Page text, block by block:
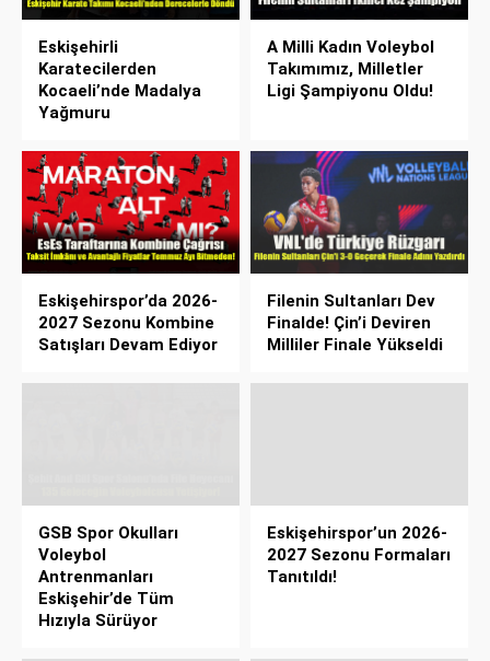
Eskişehirli
Karatecilerden
Kocaeli’nde Madalya
Yağmuru
A Milli Kadın Voleybol
Takımımız, Milletler
Ligi Şampiyonu Oldu!
Eskişehirspor’da 2026-
2027 Sezonu Kombine
Satışları Devam Ediyor
Filenin Sultanları Dev
Finalde! Çin’i Deviren
Milliler Finale Yükseldi
GSB Spor Okulları
Voleybol
Antrenmanları
Eskişehir’de Tüm
Hızıyla Sürüyor
Eskişehirspor’un 2026-
2027 Sezonu Formaları
Tanıtıldı!